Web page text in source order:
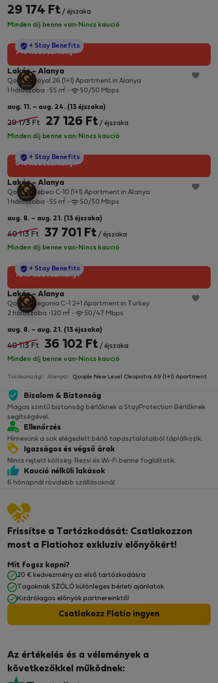
29 174 Ft / éjszaka
Minden díj benne van· Nincs kaució
7% kedvezmény!
StayProtection
+ Stay Benefits
Lakás - Alanya
Qoople Royal 26 (1+1) Apartment in Alanya
1 hálószoba
55 m2 50/50 Mbps
aug. 11. – aug. 24. (13 éjszaka)
29 173 Ft 27 126 Ft / éjszaka
Minden díj benne van· Nincs kaució
6% kedvezmény!
StayProtection
+ Stay Benefits
Lakás - Alanya
Qoople Cebeci C-10 (1+1) Apartment in Alanya
1 hálószoba
55 m2 50/50 Mbps
aug. 8. – aug. 21. (13 éjszaka)
40 113 Ft 37 701 Ft / éjszaka
Minden díj benne van· Nincs kaució
10% kedvezmény!
StayProtection
+ Stay Benefits
Lakás - Alanya
Qoople Begonia С-1 2+1 Apartment in Turkey
2 hálószoba
120 m2 50/47 Mbps
aug. 8. – aug. 21. (13 éjszaka)
40 113 Ft 36 102 Ft / éjszaka
Minden díj benne van· Nincs kaució
Törökország Alanya Qoople New Level Cleopatra A9 (1+1) Apartment
Bizalom & Biztonság
Magas szintű biztonság bérlőknek a StayProtection Bérlőknek
segítségével.
Ellenőrzés
Hírnevünk a sok elégedett bérlő tapasztalataiból táplálkozik.
Igazságos és végső árak
Nincs rejtett költség. Rezsi és Wi-Fi benne foglaltatik.
Kaució nélküli lakások
6 hónapnál rövidebb szállásoknál.
Az értékelés és a vélemények a
következőkkel működnek:
Frissítse a Tartózkodását: Csatlakozzon
most a Flatiohoz exkluzív előnyökért!
Mit fogsz kapni?
20 € kedvezmény az első tartózkodásra
Tagoknak SZÓLÓ különleges bérleti ajánlatok
Kizárólagos előnyök partnereinktől
Csatlakozz Flatio ingyen